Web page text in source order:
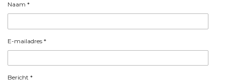
Naam *
E-mailadres *
Bericht *